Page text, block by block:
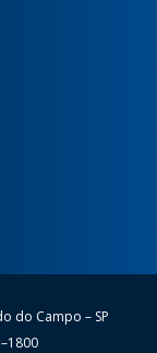
do Campo – SP